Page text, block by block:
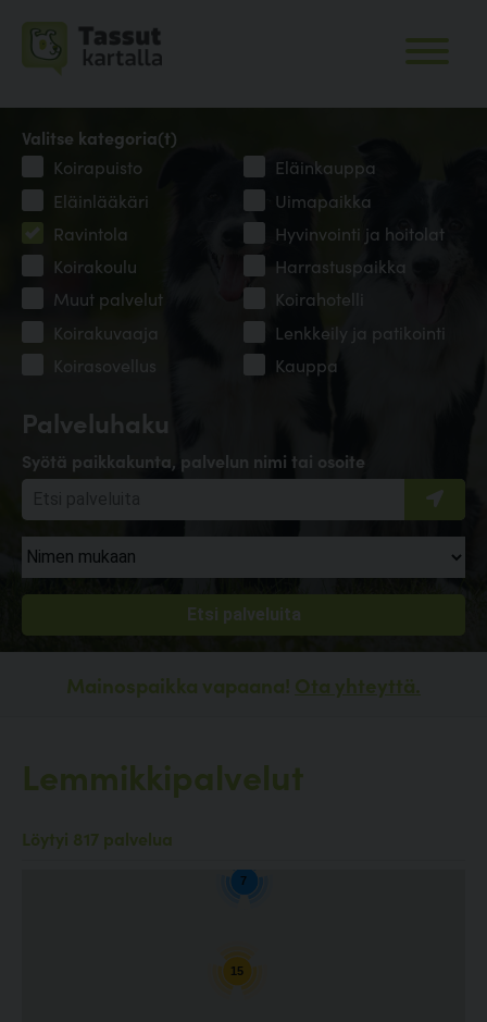
Palveluhaku
Syötä paikkakunta, palvelun nimi tai osoite
Valitse kategoria(t)
Koirapuisto
Eläinkauppa
Eläinlääkäri
Uimapaikka
Ravintola
Hyvinvointi ja hoitolat
Koirakoulu
Harrastuspaikka
Muut palvelut
Koirahotelli
Koirakuvaaja
Lenkkeily ja patikointi
Koirasovellus
Kauppa
Mainospaikka vapaana! Ota yhteyttä.
Lemmikkipalvelut
Löytyi 817 palvelua
15
7